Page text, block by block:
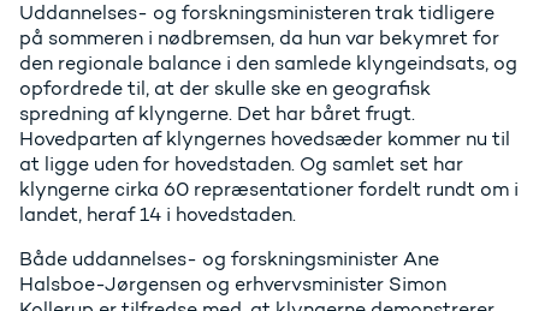
Uddannelses- og forskningsministeren trak tidligere
på sommeren i nødbremsen, da hun var bekymret for
den regionale balance i den samlede klyngeindsats, og
opfordrede til, at der skulle ske en geografisk
spredning af klyngerne. Det har båret frugt.
Hovedparten af klyngernes hovedsæder kommer nu til
at ligge uden for hovedstaden. Og samlet set har
klyngerne cirka 60 repræsentationer fordelt rundt om i
landet, heraf 14 i hovedstaden.
Både uddannelses- og forskningsminister Ane
Halsboe-Jørgensen og erhvervsminister Simon